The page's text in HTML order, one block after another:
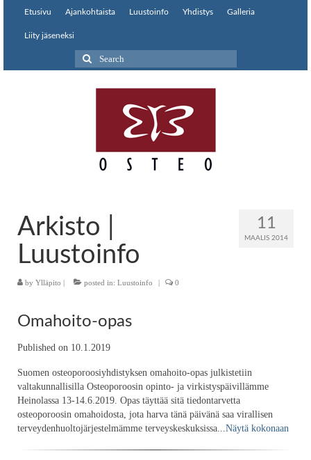
Etusivu Ajankohtaista Luustoinfo Yhdistys Galleria
Liity jäseneksi
Search
for:
11
MAALIS 2014
Arkisto |
Luustoinfo
by Ylläpito | posted in: Luustoinfo | 0
Omahoito-opas
Published on 10.1.2019
Suomen osteoporoosiyhdistyksen omahoito-opas julkistetiin
valtakunnallisilla Osteoporoosin opinto- ja virkistyspäivillämme
Heinolassa 13-14.6.2019. Opas täyttää sitä tiedontarvetta
osteoporoosin omahoidosta, jota harva tänä päivänä saa virallisen
terveydenhuoltojärjestelmämme terveyskeskuksissa... Näytä kokonaan